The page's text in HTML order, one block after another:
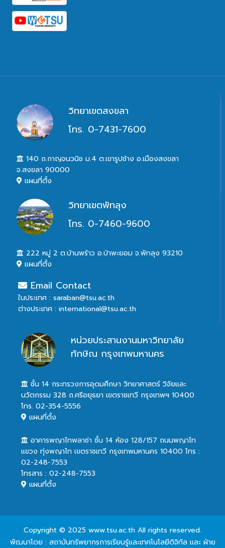
วิทยาเขตสงขลา
โทร. 0-7431-7600
140 ถ.กาญจนวนิช ม.4 ต.เขารูปช้าง อ.เมืองสงขลา
จ.สงขลา 90000
แผนที่ตั้ง
วิทยาเขตพัทลุง
โทร. 0-7460-9600
222 หมู่ 2 ต.บ้านพร้าว อ.ป่าพะยอม จ.พัทลุง 93210
แผนที่ตั้ง
Email Contact
ในประเทศ : saraban@tsu.ac.th
ต่างประเทศ : international@tsu.ac.th
หน่วยประสานงานมหาวิทยาลัย
ทักษิณ กรุงเทพมหานคร
ชั้น 14 กระทรวงการอุดมศึกษา วิทยาศาสตร์ วิจัยและ
นวัตกรรม 328 ถ.ศรีอยุธยา เขตราชเทวี กรุงเทพฯ 10400
โทร. 02-354-5556
แผนที่ตั้ง
อาคารพญาไทพลาซ่า ชั้น 14 ห้อง 128/157 ถนนพญาไท
แขวง ทุ่งพญาไท เขตราชเทวี กรุงเทพมหานคร 10400 โทร :
02-248-7553
โทรสาร : 02-248-7553
แผนที่ตั้ง
Copyright © 2025 www.tsu.ac.th All rights reserved.
พัฒนาโดย : สถาบันทรัพยากรการเรียนรู้และเทคโนโลยีดิจิทัล และ ฝ่าย